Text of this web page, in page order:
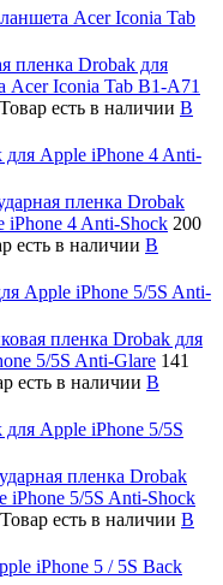
Acer Iconia Tab
пленка Drobak для
Acer Iconia Tab B1-A71
Товар есть в наличии В
для Apple iPhone 4 Anti-
пленка Drobak
iPhone 4 Anti-Shock 200
есть в наличии В
Apple iPhone 5/5S Anti-
пленка Drobak для
5/5S Anti-Glare 141
есть в наличии В
Apple iPhone 5/5S
пленка Drobak
iPhone 5/5S Anti-Shock
Товар есть в наличии В
iPhone 5 / 5S Back